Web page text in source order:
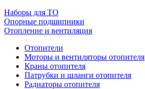
Наборы для ТО
Опорные подшипники
Отопление и вентиляция
Отопители
Моторы и вентиляторы отопителя
Краны отопителя
Патрубки и шланги отопителя
Радиаторы отопителя